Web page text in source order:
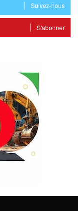
Suivez-nous
S'abonner